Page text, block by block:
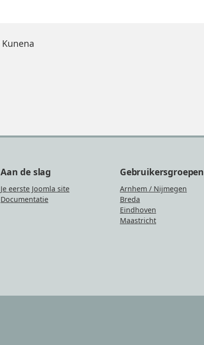
Kunena
Aan de slag
Je eerste Joomla site
Documentatie
Gebruikersgroepen
Arnhem / Nijmegen
Breda
Eindhoven
Maastricht